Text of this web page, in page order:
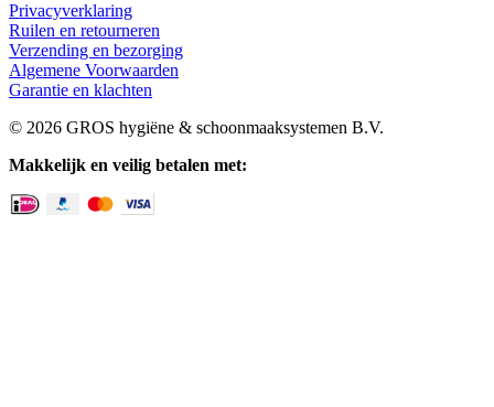
Privacyverklaring
Ruilen en retourneren
Verzending en bezorging
Algemene Voorwaarden
Garantie en klachten
© 2026 GROS hygiëne & schoonmaaksystemen B.V.
Makkelijk en veilig betalen met: